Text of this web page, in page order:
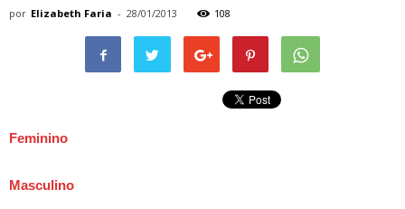
por Elizabeth Faria - 28/01/2013 108
Feminino
Masculino